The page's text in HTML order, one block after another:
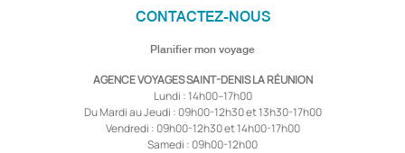
CONTACTEZ-NOUS
Planifier mon voyage
AGENCE VOYAGES SAINT-DENIS LA RÉUNION
Lundi : 14h00–17h00
Du Mardi au Jeudi : 09h00-12h30 et 13h30-17h00
Vendredi : 09h00-12h30 et 14h00-17h00
Samedi : 09h00-12h00